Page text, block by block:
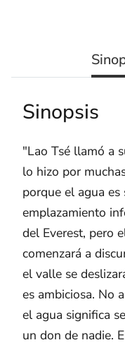
Sinopsis
"Lao Tsé llamó a
lo hizo por
porque el agua
emplazamiento
del Everest, pero
comenzará a
el valle se
es ambiciosa. No
el agua significa
un don de nadie.